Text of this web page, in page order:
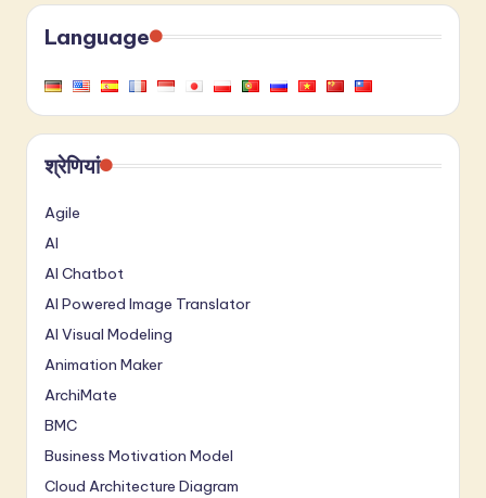
Language
श्रेणियां
Agile
AI
AI Chatbot
AI Powered Image Translator
AI Visual Modeling
Animation Maker
ArchiMate
BMC
Business Motivation Model
Cloud Architecture Diagram